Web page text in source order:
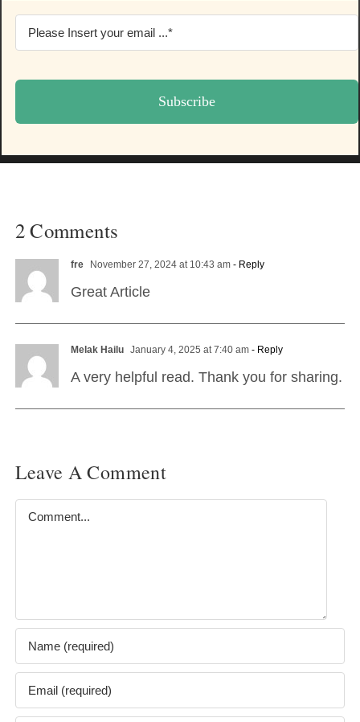
Subscribe
2 Comments
fre November 27, 2024 at 10:43 am- Reply
Great Article
Melak Hailu January 4, 2025 at 7:40 am- Reply
A very helpful read. Thank you for sharing.
Leave A Comment
Comment